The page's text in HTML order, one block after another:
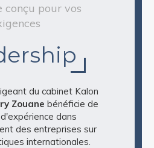
conçu pour vos
du cabinet Kalon
Zouane bénéficie de
dans
des entreprises sur
internationales.